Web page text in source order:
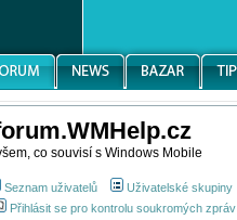
co souvisí s Windows Mobile
Seznam uživatelů Uživatelské skupiny
Přihlásit se pro kontrolu soukromých zpráv